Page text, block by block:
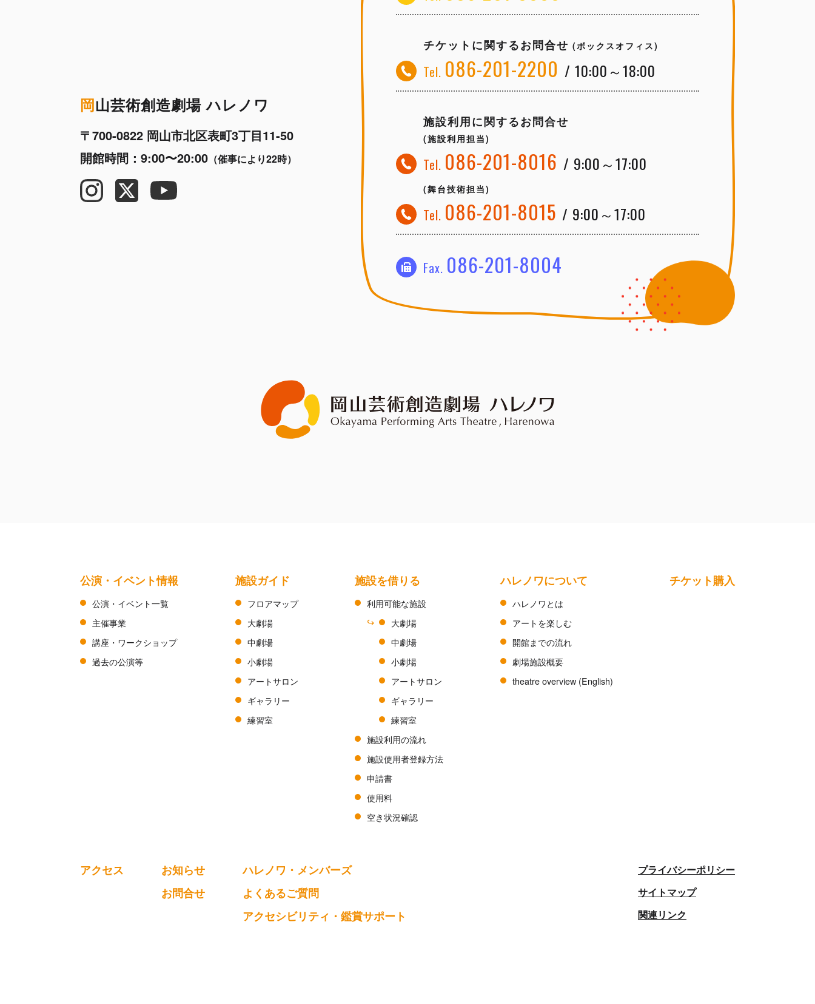
チケットに関するお問合せ (ボックスオフィス)
Tel. 086-201-2200 / 10:00～18:00
施設利用に関するお問合せ
(施設利用担当)
Tel. 086-201-8016 / 9:00～17:00
(舞台技術担当)
Tel. 086-201-8015 / 9:00～17:00
Fax. 086-201-8004
岡山芸術創造劇場 ハレノワ
〒700-0822 岡山市北区表町3丁目11-50
開館時間：9:00〜20:00 （催事により22時）
公演・イベント情報
公演・イベント一覧
主催事業
講座・ワークショップ
過去の公演等
施設ガイド
フロアマップ
大劇場
中劇場
小劇場
アートサロン
ギャラリー
練習室
施設を借りる
利用可能な施設
大劇場
中劇場
小劇場
アートサロン
ギャラリー
練習室
施設利用の流れ
施設使用者登録方法
申請書
使用料
空き状況確認
ハレノワについて
ハレノワとは
アートを楽しむ
開館までの流れ
劇場施設概要
theatre overview (English)
チケット購入
アクセス
お知らせ
お問合せ
ハレノワ・メンバーズ
よくあるご質問
アクセシビリティ・鑑賞サポート
プライバシーポリシー
サイトマップ
関連リンク